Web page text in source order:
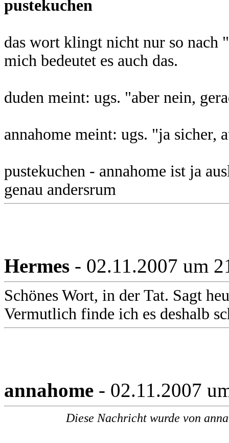
pustekuchen
das wort klingt nicht nur so nach
mich bedeutet es auch das.
duden meint: ugs. "aber nein,
annahome meint: ugs. "ja sicher,
pustekuchen - annahome ist ja
genau andersrum
Hermes - 02.11.2007 um
Schönes Wort, in der Tat. Sagt
Vermutlich finde ich es deshalb
annahome - 02.11.2007
Diese Nachricht wurde von